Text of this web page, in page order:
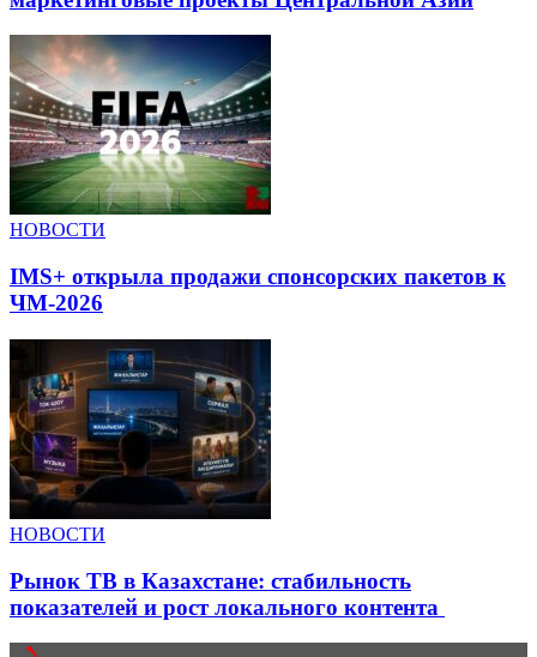
НОВОСТИ
IMS+ открыла продажи спонсорских пакетов к
ЧМ-2026
НОВОСТИ
Рынок ТВ в Казахстане: стабильность
показателей и рост локального контента